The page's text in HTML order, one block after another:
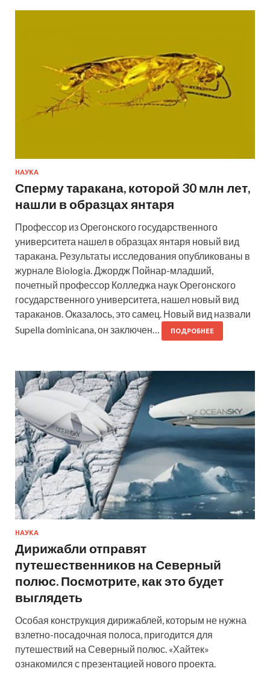
НАУКА
Сперму таракана, которой 30 млн лет,
нашли в образцах янтаря
Профессор из Орегонского государственного
университета нашел в образцах янтаря новый вид
таракана. Результаты исследования опубликованы в
журнале Biologia. Джордж Пойнар-младший,
почетный профессор Колледжа наук Орегонского
государственного университета, нашел новый вид
тараканов. Оказалось, это самец. Новый вид назвали
Supella dominicana, он заключен…
ПОДРОБНЕЕ
НАУКА
Дирижабли отправят
путешественников на Северный
полюс. Посмотрите, как это будет
выглядеть
Особая конструкция дирижаблей, которым не нужна
взлетно-посадочная полоса, пригодится для
путешествий на Северный полюс. «Хайтек»
ознакомился с презентацией нового проекта.